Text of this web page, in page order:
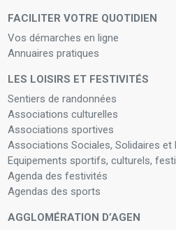
FACILITER VOTRE QUOTIDIEN
Vos démarches en ligne
Annuaires pratiques
LES LOISIRS ET FESTIVITÉS
Sentiers de randonnées
Associations culturelles
Associations sportives
Associations Sociales, Solidaires et
Equipements sportifs, culturels,
Agenda des festivités
Agendas des sports
AGGLOMÉRATION D’AGEN